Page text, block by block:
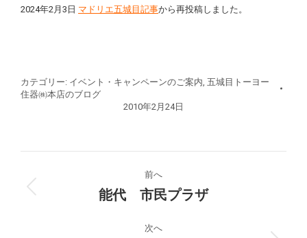
2024年2月3日 マドリエ五城目記事から再投稿しました。
カテゴリー: イベント・キャンペーンのご案内 五城目トーヨー
住器㈱本店のブログ
2010年2月24日
稿
前へ
前
投
能代 市民プラザ
次へ